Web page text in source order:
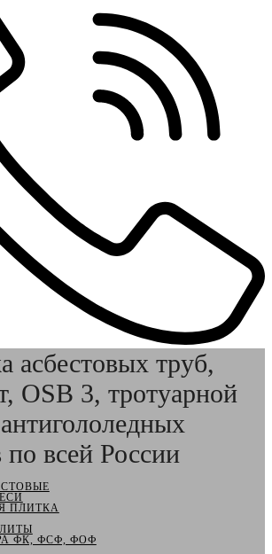
асбестовых труб,
OSB 3, тротуарной
по всей России
ПЛИТКА
ФК, ФСФ, ФОФ